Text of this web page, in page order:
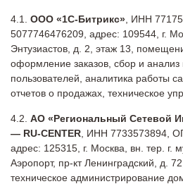
ООО «1С-Битрикс» , ИНН
5077746476209, адрес: 109544, г.
Энтузиастов, д. 2, этаж 13,
оформление заказов, сбор и анализ
пользователей, аналитика работы
отчетов о продажах, техническое
АО «Региональный Сетевой
— RU-CENTER , ИНН 7733573894,
адрес: 125315, г. Москва, вн. тер. г.
Аэропорт, пр-кт Ленинградский, д.
техническое администрирование